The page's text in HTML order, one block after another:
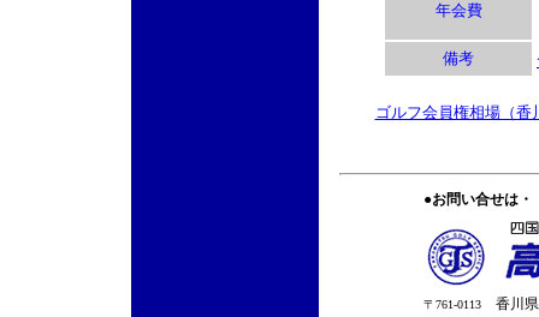
年会費
備考
ゴルフ会員権相場（香
●お問い合せは・
〒761-0113 香川県